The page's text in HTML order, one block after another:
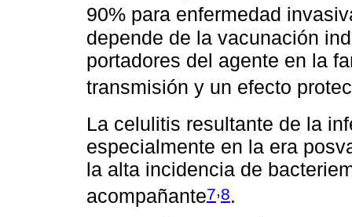
90% para enfermedad
depende de la vacunación
portadores del agente en la
transmisión y un efecto
La celulitis resultante de la
especialmente en la era
la alta incidencia de
acompañante7,8.